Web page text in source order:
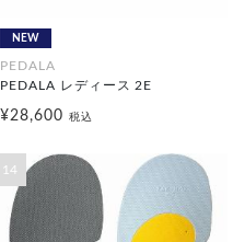
NEW
PEDALA
PEDALA レディース 2E
¥28,600 税込
14